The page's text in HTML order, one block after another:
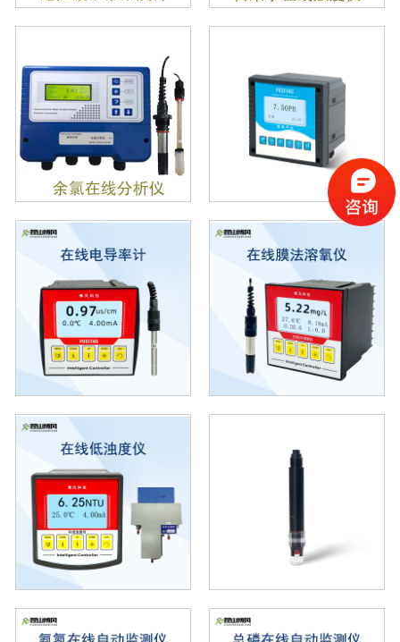
智能在线浊度仪 光电（悬浮物）污泥浓..
超声波污泥浓度计
余氯在线分析仪 智能在线PH/ORP计